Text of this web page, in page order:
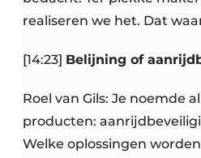
realiseren we het. Dat
[14:23] Belijning of
Roel van Gils: Je noemde
producten:
Welke oplossingen